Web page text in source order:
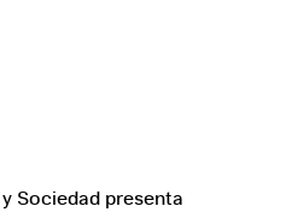
Sociedad presenta